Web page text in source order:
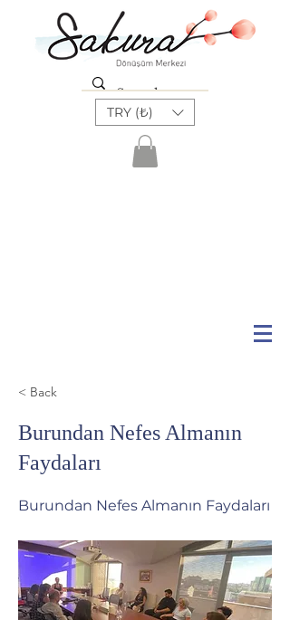
TRY (₺)
< Back
Burundan Nefes Almanın
Faydaları
Burundan Nefes Almanın Faydaları